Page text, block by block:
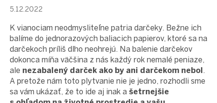
Novinky
Eko
fľaše
Starostlivosť
o telo
proEXPORT_sk
5.12.2022
K vianociam neodmysliteľne patria darčeky. Bežne ich
balíme do jednorazových baliacich papierov, ktoré sa na
darčekoch príliš dlho neohrejú. Na balenie darčekov
dokonca míňa väčšina z nás každý rok nemalé peniaze,
ale nezabalený darček ako by ani darčekom nebol.
A pretože nám toto plytvanie nie je jedno, rozhodli sme
sa vám ukázať, že to ide aj inak a šetrnejšie